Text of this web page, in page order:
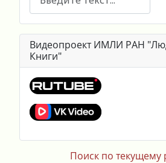
Видеопроект ИМЛИ РАН
Книги"
Поиск по текущему